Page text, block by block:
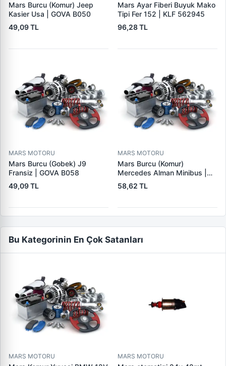
Mars Burcu (Komur) Jeep
Kasier Usa | GOVA B050
49,09 TL
Mars Ayar Fiberi Buyuk Mako
Tipi Fer 152 | KLF 562945
96,28 TL
MARS MOTORU
Mars Burcu (Gobek) J9
Fransiz | GOVA B058
49,09 TL
MARS MOTORU
Mars Burcu (Komur)
Mercedes Alman Minibus |
GOVA B035
58,62 TL
Bu Kategorinin En Çok Satanları
MARS MOTORU MARS MOTORU